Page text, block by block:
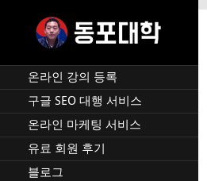
DPU SEO
라인 사업 강의 🇰🇷 🇺🇸
온라인 강의 등록
구글 SEO 대행 서비스
온라인 마케팅 서비스
유료 회원 후기
블로그